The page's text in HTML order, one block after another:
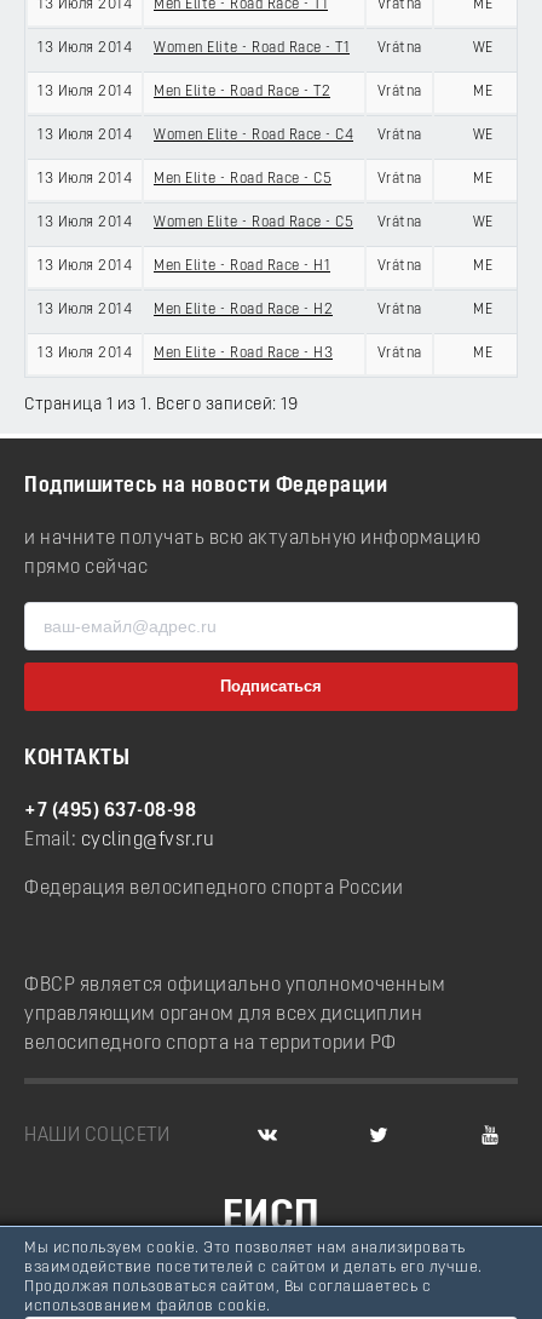
13 Июля 2014 Men Elite - Road Race - T1 Vrátna ME
13 Июля 2014 Women Elite - Road Race - T1 Vrátna WE
13 Июля 2014 Men Elite - Road Race - T2 Vrátna ME
13 Июля 2014 Women Elite - Road Race - C4 Vrátna WE
13 Июля 2014 Men Elite - Road Race - C5 Vrátna ME
13 Июля 2014 Women Elite - Road Race - C5 Vrátna WE
13 Июля 2014 Men Elite - Road Race - H1 Vrátna ME
13 Июля 2014 Men Elite - Road Race - H2 Vrátna ME
13 Июля 2014 Men Elite - Road Race - H3 Vrátna ME
Страница 1 из 1. Всего записей: 19
Подпишитесь на новости Федерации
и начните получать всю актуальную информацию
прямо сейчас
КОНТАКТЫ
+7 (495) 637-08-98
Email: cycling@fvsr.ru
Федерация велосипедного спорта России
ФВСР является официально уполномоченным
управляющим органом для всех дисциплин
велосипедного спорта на территории РФ
НАШИ СОЦСЕТИ
ЕИСП
ВЕЛОСПОРТ РОССИИ
© Федерация велосипедного спорта России, 2007 -
Мы используем cookie. Это позволяет нам анализировать
взаимодействие посетителей с сайтом и делать его лучше.
Продолжая пользоваться сайтом, Вы соглашаетесь с
использованием файлов cookie.